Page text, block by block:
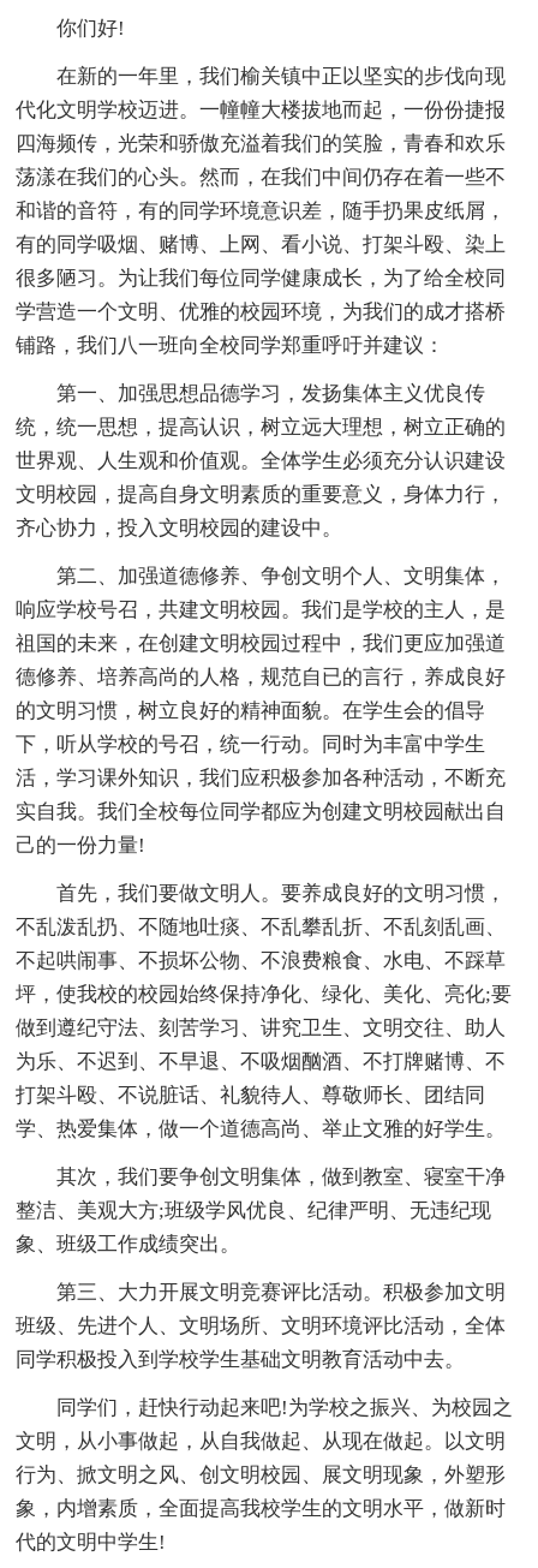
你们好!
在新的一年里，我们榆关镇中正以坚实的步伐向现
代化文明学校迈进。一幢幢大楼拔地而起，一份份捷报
四海频传，光荣和骄傲充溢着我们的笑脸，青春和欢乐
荡漾在我们的心头。然而，在我们中间仍存在着一些不
和谐的音符，有的同学环境意识差，随手扔果皮纸屑，
有的同学吸烟、赌博、上网、看小说、打架斗殴、染上
很多陋习。为让我们每位同学健康成长，为了给全校同
学营造一个文明、优雅的校园环境，为我们的成才搭桥
铺路，我们八一班向全校同学郑重呼吁并建议：
第一、加强思想品德学习，发扬集体主义优良传
统，统一思想，提高认识，树立远大理想，树立正确的
世界观、人生观和价值观。全体学生必须充分认识建设
文明校园，提高自身文明素质的重要意义，身体力行，
齐心协力，投入文明校园的建设中。
第二、加强道德修养、争创文明个人、文明集体，
响应学校号召，共建文明校园。我们是学校的主人，是
祖国的未来，在创建文明校园过程中，我们更应加强道
德修养、培养高尚的人格，规范自已的言行，养成良好
的文明习惯，树立良好的精神面貌。在学生会的倡导
下，听从学校的号召，统一行动。同时为丰富中学生
活，学习课外知识，我们应积极参加各种活动，不断充
实自我。我们全校每位同学都应为创建文明校园献出自
己的一份力量!
首先，我们要做文明人。要养成良好的文明习惯，
不乱泼乱扔、不随地吐痰、不乱攀乱折、不乱刻乱画、
不起哄闹事、不损坏公物、不浪费粮食、水电、不踩草
坪，使我校的校园始终保持净化、绿化、美化、亮化;要
做到遵纪守法、刻苦学习、讲究卫生、文明交往、助人
为乐、不迟到、不早退、不吸烟酗酒、不打牌赌博、不
打架斗殴、不说脏话、礼貌待人、尊敬师长、团结同
学、热爱集体，做一个道德高尚、举止文雅的好学生。
其次，我们要争创文明集体，做到教室、寝室干净
整洁、美观大方;班级学风优良、纪律严明、无违纪现
象、班级工作成绩突出。
第三、大力开展文明竞赛评比活动。积极参加文明
班级、先进个人、文明场所、文明环境评比活动，全体
同学积极投入到学校学生基础文明教育活动中去。
同学们，赶快行动起来吧!为学校之振兴、为校园之
文明，从小事做起，从自我做起、从现在做起。以文明
行为、掀文明之风、创文明校园、展文明现象，外塑形
象，内增素质，全面提高我校学生的文明水平，做新时
代的文明中学生!